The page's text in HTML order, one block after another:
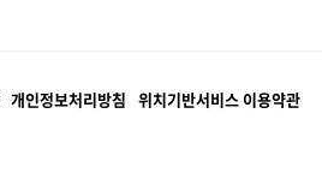
개인정보처리방침 위치기반서비스 이용약관